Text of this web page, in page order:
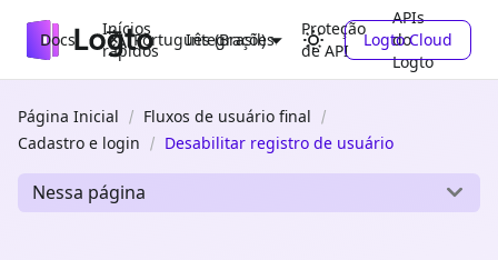
Docs
Inícios
rápidos
Integrações
Proteção
de API
APIs
do
Logto
Português (Brasil) Logto Cloud
Página Inicial
Fluxos de usuário final
Cadastro e login
Desabilitar registro de usuário
Nessa página